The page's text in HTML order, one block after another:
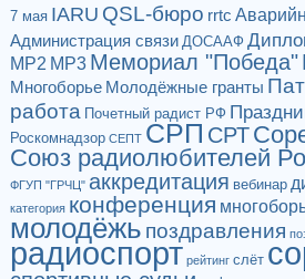
7 мая IARU QSL-бюро rrtc
Администрация связи ДОСААФ
МР2 МР3 Мемориал "Победа"
Многоборье Молодёжные гранты
работа Почетный радист РФ
Роскомнадзор СЕПТ СРП СРТ
Союз радиолюбителей
ФГУП "ГРЧЦ" аккредитация вебинар
категория конференция
молодёжь поздравления
радиоспорт рейтинг слёт